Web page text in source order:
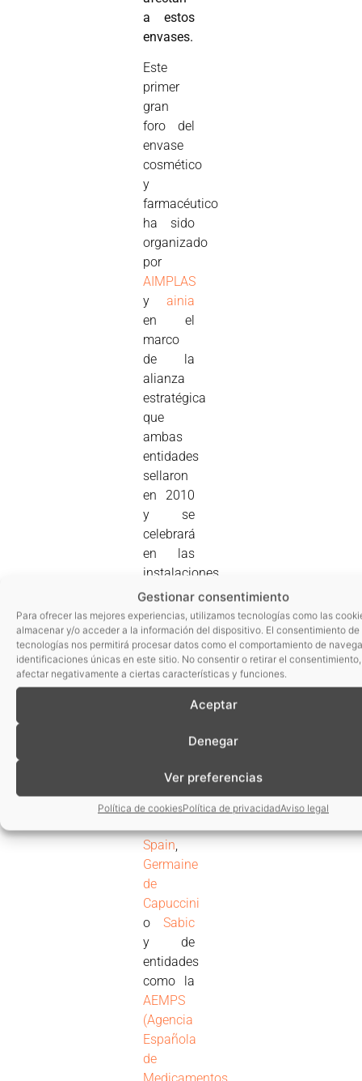
Gestionar consentimiento
Para ofrecer las mejores experiencias, utilizamos tecnologías como las
almacenar y/o acceder a la información del dispositivo. El consentimiento de
tecnologías nos permitirá procesar datos como el comportamiento de
identificaciones únicas en este sitio. No consentir o retirar el
afectar negativamente a ciertas características y funciones.
Aceptar
Denegar
Ver preferencias
Política de cookiesPolítica de privacidadAviso legal
a estos
envases.
Este
primer
gran
foro del
envase
cosmético
y
farmacéutico
ha sido
organizado
por
AIMPLAS
y ainia
en el
marco
de la
alianza
estratégica
que
ambas
entidades
sellaron
en 2010
y se
celebrará
en las
instalaciones
de
AIMPLAS.
Entre
otras, la
jornada
contará
con la
como
Dupont,
Spain,
Germaine
de
Capuccini
o Sabic
y de
entidades
como la
AEMPS
(Agencia
Española
de